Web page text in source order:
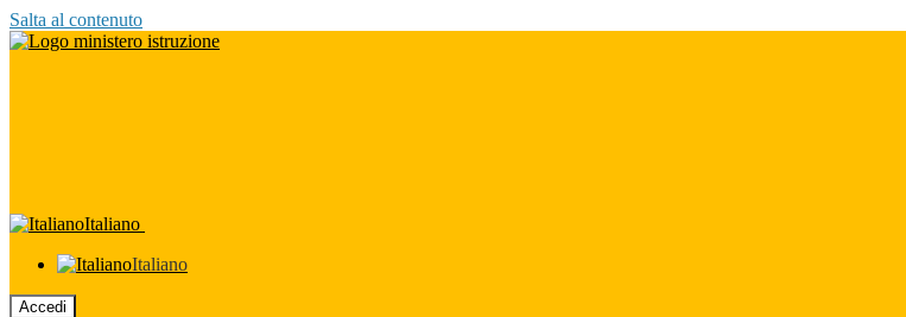
Salta al contenuto
Italiano
Italiano
Accedi